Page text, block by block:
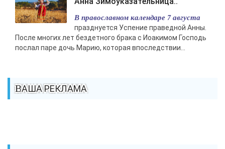
В православном календаре 7 августа
празднуется Успение праведной Анны.
После многих лет бездетного брака с Иоакимом Господь
послал паре дочь Марию, которая впоследствии...
ВАША РЕКЛАМА